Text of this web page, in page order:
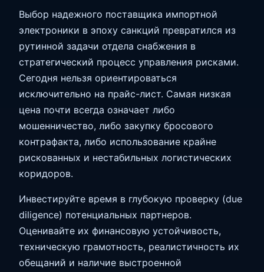
Выбор надежного поставщика импортной
электроники в эпоху санкций превратился из
рутинной задачи отдела снабжения в
стратегический процесс управления рисками.
Сегодня нельзя ориентироваться
исключительно на прайс-лист. Самая низкая
цена почти всегда означает либо
мошенничество, либо закупку бросового
контрафакта, либо использование крайне
рискованных и нестабильных логистических
коридоров.
Инвестируйте время в глубокую проверку (due
diligence) потенциальных партнеров.
Оценивайте их финансовую устойчивость,
техническую грамотность, реалистичность их
обещаний и наличие выстроенной